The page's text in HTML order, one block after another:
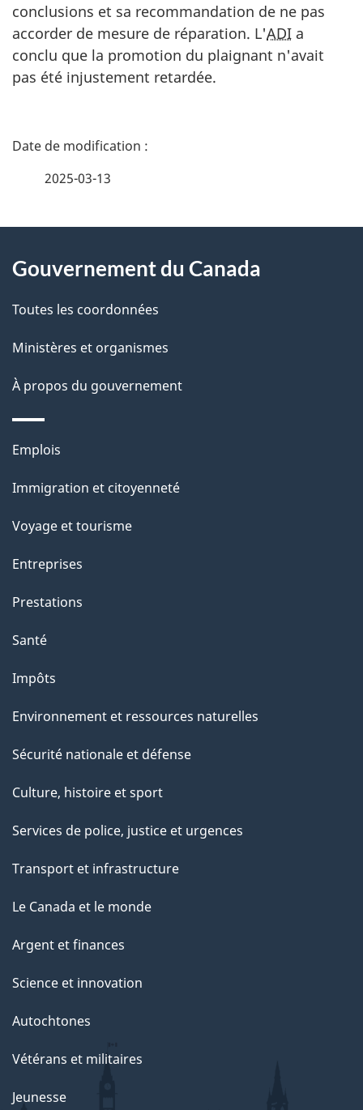
conclusions et sa recommandation de ne pas
accorder de mesure de réparation. L'ADI a
conclu que la promotion du plaignant n'avait
pas été injustement retardée.
D
i
l
s
d
e
l
a
p
a
g
e
2025-03-13
propos
de
ce
site
Gouvernement du Canada
Toutes les coordonnées
Ministères et organismes
À propos du gouvernement
Thèmes
sujets
Emplois
Immigration et citoyenneté
Voyage et tourisme
Entreprises
Prestations
Santé
Impôts
Environnement et ressources naturelles
Sécurité nationale et défense
Culture, histoire et sport
Services de police, justice et urgences
Transport et infrastructure
Le Canada et le monde
Argent et finances
Science et innovation
Autochtones
Vétérans et militaires
Jeunesse